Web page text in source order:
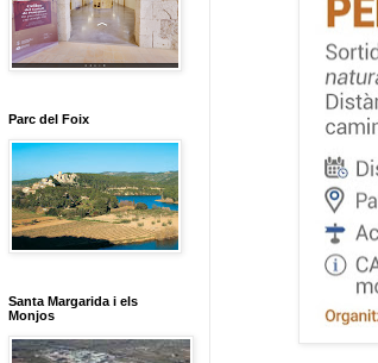
Parc del Foix
Santa Margarida i els
Monjos